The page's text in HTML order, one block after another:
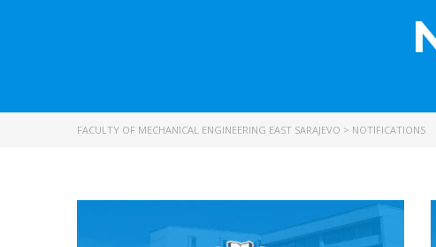
FACULTY OF MECHANICAL ENGINEERING EAST SARAJEVO > NOTIFICATIONS